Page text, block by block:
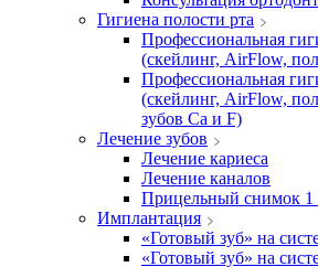
Гигиена полости рта
Профессиональная
(скейлинг, AirFlow,
Профессиональная
(скейлинг, AirFlow,
зубов Ca и F)
Лечение зубов
Лечение кариеса
Лечение каналов
Прицельный снимок 1
Имплантация
«Готовый зуб» на
«Готовый зуб» на